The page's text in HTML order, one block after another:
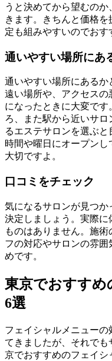
うと決めてから望むの
きます。きちんと価格
定も組みやすいのでおす
通いやすい場所にあ
通いやすい場所にある
遠い場所や、アクセスの
になったときに大変で
ろ、また駅から近いサ
るエステサロンを選ぶ
時間や曜日にオープン
大切ですよ。
口コミをチェック
気になるサロンが見つか
決定しましょう。実際に
ものはありません。施
フの対応やサロンの雰
めです。
東京でおすす
6選
フェイシャルメニュー
てきましたが、それで
京でおすすめのフェイシ